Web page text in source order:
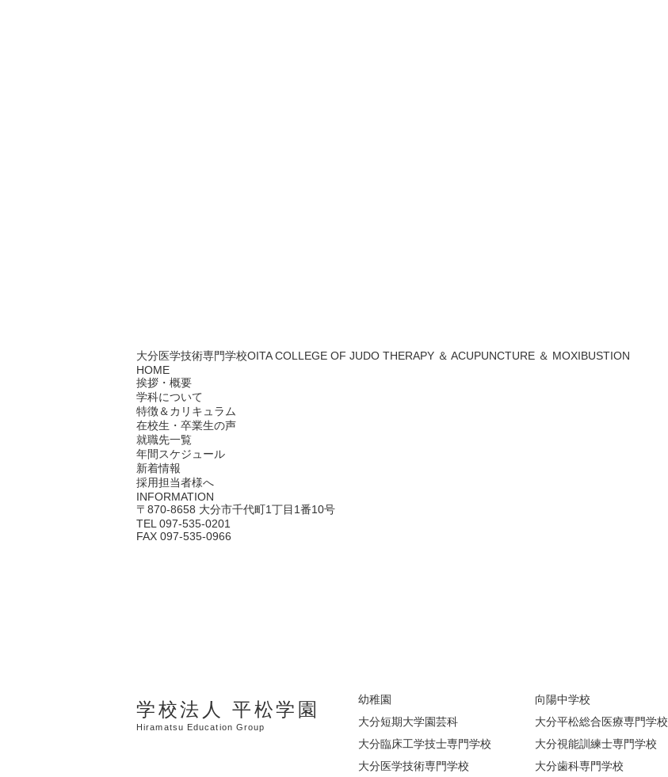
大分医学技術専門学校OITA COLLEGE OF JUDO THERAPY ＆ ACUPUNCTURE ＆ MOXIBUSTION
HOME
挨拶・概要
学科について
特徴＆カリキュラム
在校生・卒業生の声
就職先一覧
年間スケジュール
新着情報
採用担当者様へ
INFORMATION
〒870-8658 大分市千代町1丁目1番10号
TEL 097-535-0201
FAX 097-535-0966
学校法人 平松学園
Hiramatsu Education Group
幼稚園 向陽中学校
大分短期大学園芸科
大分平松総合医療専門学校
大分臨床工学技士専門学校
大分視能訓練士専門学校
大分医学技術専門学校
大分歯科専門学校